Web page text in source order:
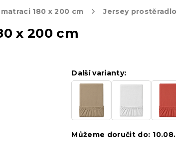
matraci 180 x 200 cm
x 200 cm
Další varianty:
Můžeme doručit do: